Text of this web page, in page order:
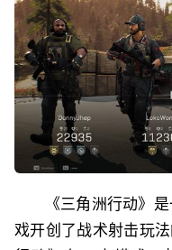
《三角洲行动》
戏开创了战术射击玩